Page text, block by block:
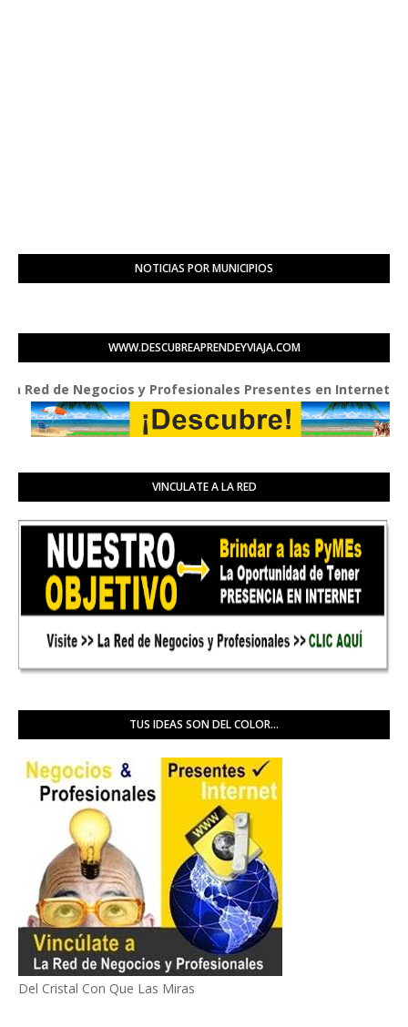
NOTICIAS POR MUNICIPIOS
WWW.DESCUBREAPRENDEYVIAJA.COM
Negocios y Profesionales Presentes en Internet
VINCULATE A LA RED
TUS IDEAS SON DEL COLOR...
Del Cristal Con Que Las Miras